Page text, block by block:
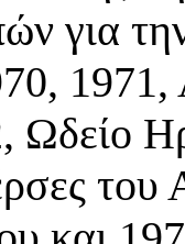
για
Ωδείο
του